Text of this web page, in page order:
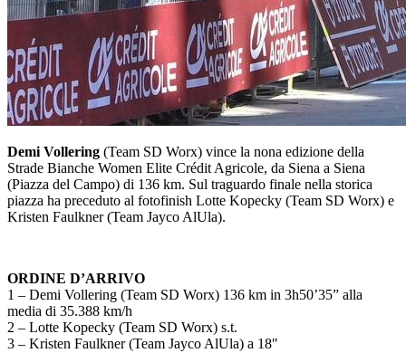
Demi Vollering (Team SD Worx) vince la nona edizione della
Strade Bianche Women Elite Crédit Agricole, da Siena a Siena
(Piazza del Campo) di 136 km. Sul traguardo finale nella storica
piazza ha preceduto al fotofinish Lotte Kopecky (Team SD Worx) e
Kristen Faulkner (Team Jayco AlUla).
ORDINE D’ARRIVO
1 – Demi Vollering (Team SD Worx) 136 km in 3h50’35” alla
media di 35.388 km/h
2 – Lotte Kopecky (Team SD Worx) s.t.
3 – Kristen Faulkner (Team Jayco AlUla) a 18″